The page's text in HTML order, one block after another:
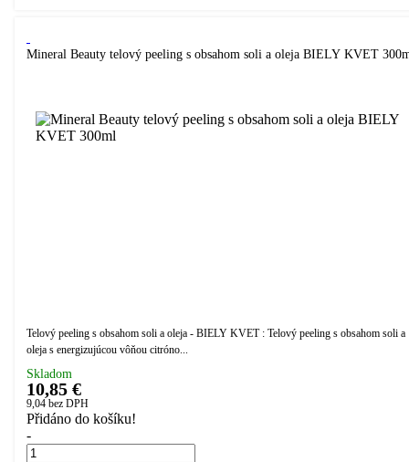
Mineral Beauty telový peeling s obsahom soli a oleja BIELY KVET
Telový peeling s obsahom soli a oleja - BIELY KVET : Telový peeling s obsahom soli a
oleja s energizujúcou vôňou citróno...
Skladom
10,85 €
9,04 bez DPH
Přidáno do košíku!
-